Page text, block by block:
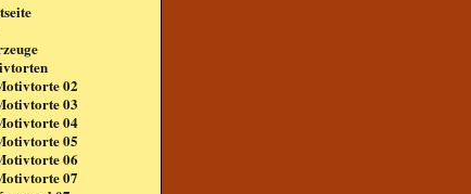
02
03
04
05
06
07